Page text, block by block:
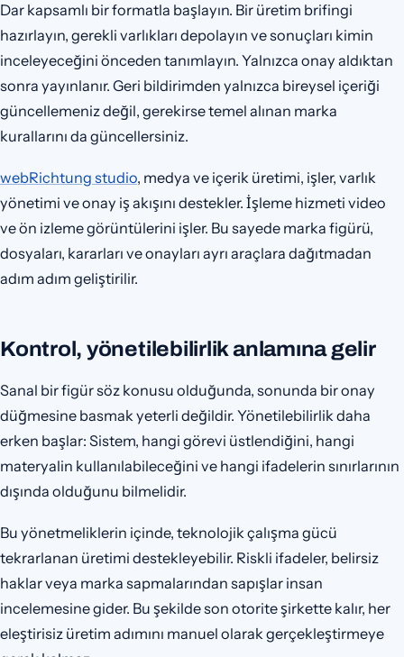
Dar kapsamlı bir formatla başlayın. Bir üretim brifingi
hazırlayın, gerekli varlıkları depolayın ve sonuçları kimin
inceleyeceğini önceden tanımlayın. Yalnızca onay aldıktan
sonra yayınlanır. Geri bildirimden yalnızca bireysel içeriği
güncellemeniz değil, gerekirse temel alınan marka
kurallarını da güncellersiniz.
webRichtung studio, medya ve içerik üretimi, işler, varlık
yönetimi ve onay iş akışını destekler. İşleme hizmeti video
ve ön izleme görüntülerini işler. Bu sayede marka figürü,
dosyaları, kararları ve onayları ayrı araçlara dağıtmadan
adım adım geliştirilir.
Kontrol, yönetilebilirlik anlamına gelir
Sanal bir figür söz konusu olduğunda, sonunda bir onay
düğmesine basmak yeterli değildir. Yönetilebilirlik daha
erken başlar: Sistem, hangi görevi üstlendiğini, hangi
materyalin kullanılabileceğini ve hangi ifadelerin sınırlarının
dışında olduğunu bilmelidir.
Bu yönetmeliklerin içinde, teknolojik çalışma gücü
tekrarlanan üretimi destekleyebilir. Riskli ifadeler, belirsiz
haklar veya marka sapmalarından sapışlar insan
incelemesine gider. Bu şekilde son otorite şirkette kalır, her
eleştirisiz üretim adımını manuel olarak gerçekleştirmeye